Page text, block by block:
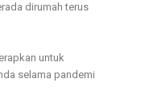
dirumah terus
untuk
selama pandemi